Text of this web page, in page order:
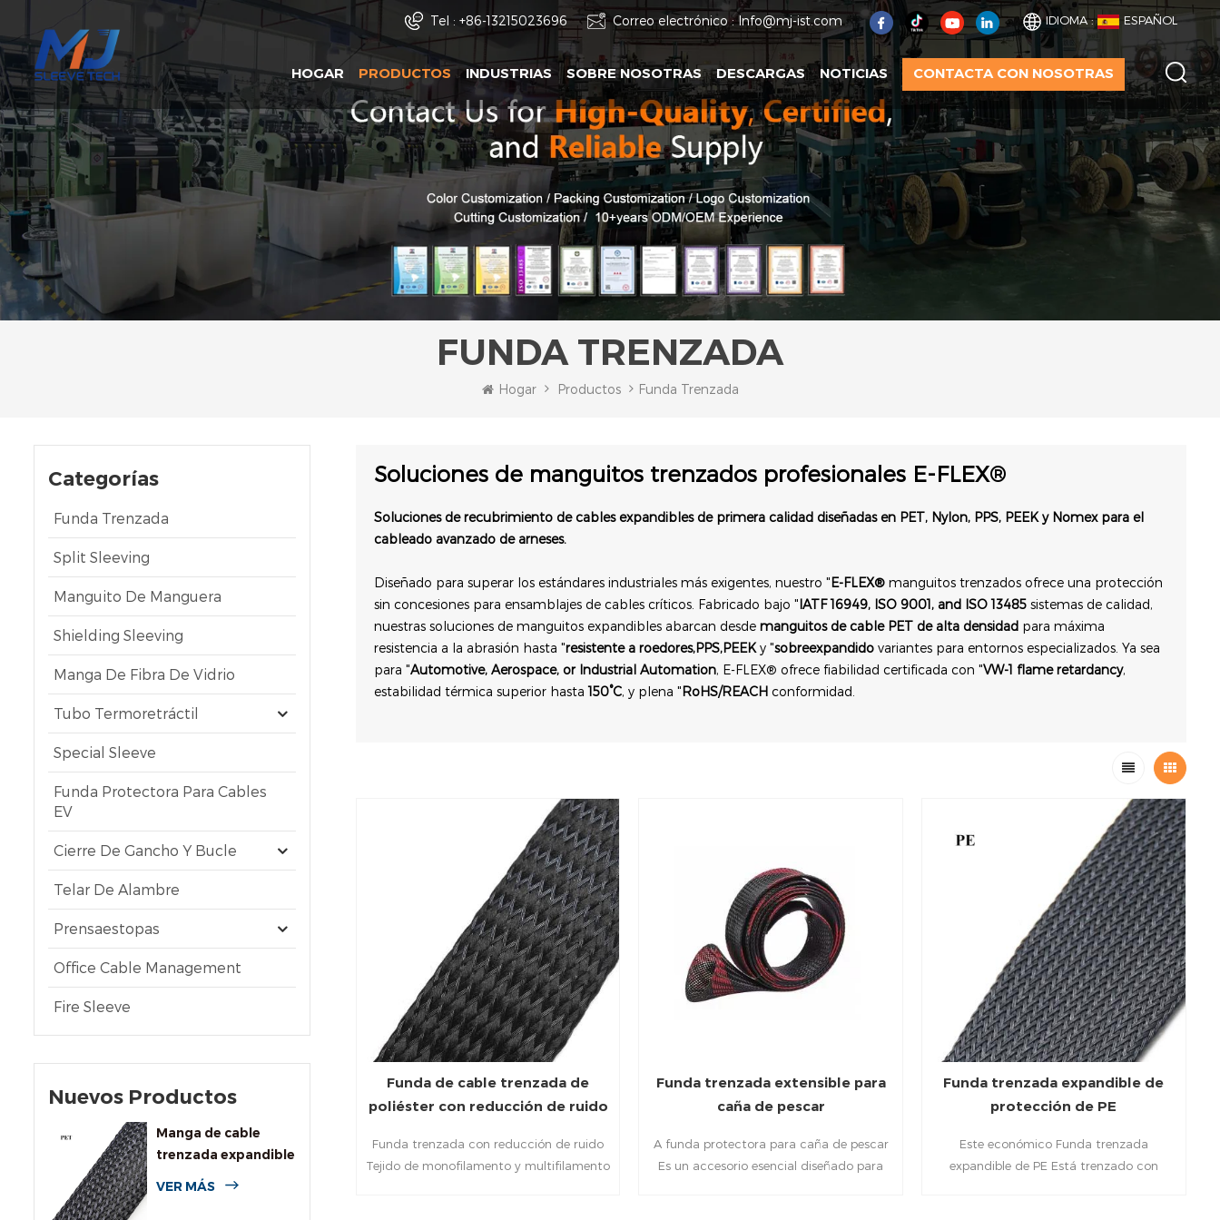
IDIOMA : ESPAÑOL
Tel : +86-13215023696 Correo electrónico :Info@mj-ist.com
HOGAR PRODUCTOS INDUSTRIAS SOBRE NOSOTRAS DESCARGAS NOTICIAS CONTACTA CON NOSOTRAS
FUNDA TRENZADA
Hogar Productos Funda Trenzada
Categorías
Funda Trenzada
Split Sleeving
Manguito De Manguera
Shielding Sleeving
Manga De Fibra De Vidrio
Tubo Termoretráctil
Special Sleeve
Funda Protectora Para Cables
EV
Cierre De Gancho Y Bucle
Telar De Alambre
Prensaestopas
Office Cable Management
Fire Sleeve
Nuevos Productos
Manga de cable
trenzada expandible
de PET de uso
VER MÁS
Soluciones de manguitos trenzados profesionales E-FLEX®
Soluciones de recubrimiento de cables expandibles de primera calidad diseñadas en PET, Nylon, PPS, PEEK y Nomex para el
cableado avanzado de arneses.
Diseñado para superar los estándares industriales más exigentes, nuestro "E-FLEX®manguitos trenzados ofrece una protección
sin concesiones para ensamblajes de cables críticos. Fabricado bajo "IATF 16949, ISO 9001, and ISO 13485sistemas de calidad,
nuestras soluciones de manguitos expandibles abarcan desdemanguitos de cable PET de alta densidadpara máxima
resistencia a la abrasión hasta "resistente a roedores,PPS,PEEKy "sobreexpandidovariantes para entornos especializados. Ya sea
para "Automotive, Aerospace, or Industrial Automation, E-FLEX® ofrece fiabilidad certificada con "VW-1 flame retardancy,
estabilidad térmica superior hasta150°C, y plena "RoHS/REACHconformidad.
Funda de cable trenzada de
poliéster con reducción de ruido
Funda trenzada con reducción de ruido
Tejido de monofilamento y multifilamento
Funda trenzada extensible para
caña de pescar
A funda protectora para caña de pescar
Es un accesorio esencial diseñado para
Funda trenzada expandible de
protección de PE
Este económico Funda trenzada
expandible de PE Está trenzado con